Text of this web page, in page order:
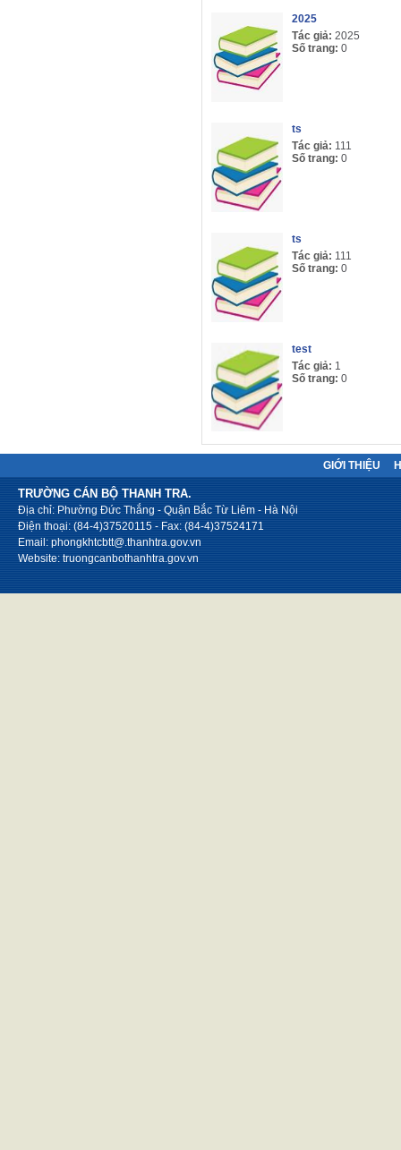
2025
Tác giả: 2025
Số trang: 0
ts
Tác giả: 111
Số trang: 0
ts
Tác giả: 111
Số trang: 0
test
Tác giả: 1
Số trang: 0
GIỚI THIỆU
TRƯỜNG CÁN BỘ THANH TRA.
Địa chỉ: Phường Đức Thắng - Quận Bắc Từ Liêm - Hà Nội
Điện thoại: (84-4)37520115 - Fax: (84-4)37524171
Email: phongkhtcbtt@.thanhtra.gov.vn
Website: truongcanbothanhtra.gov.vn